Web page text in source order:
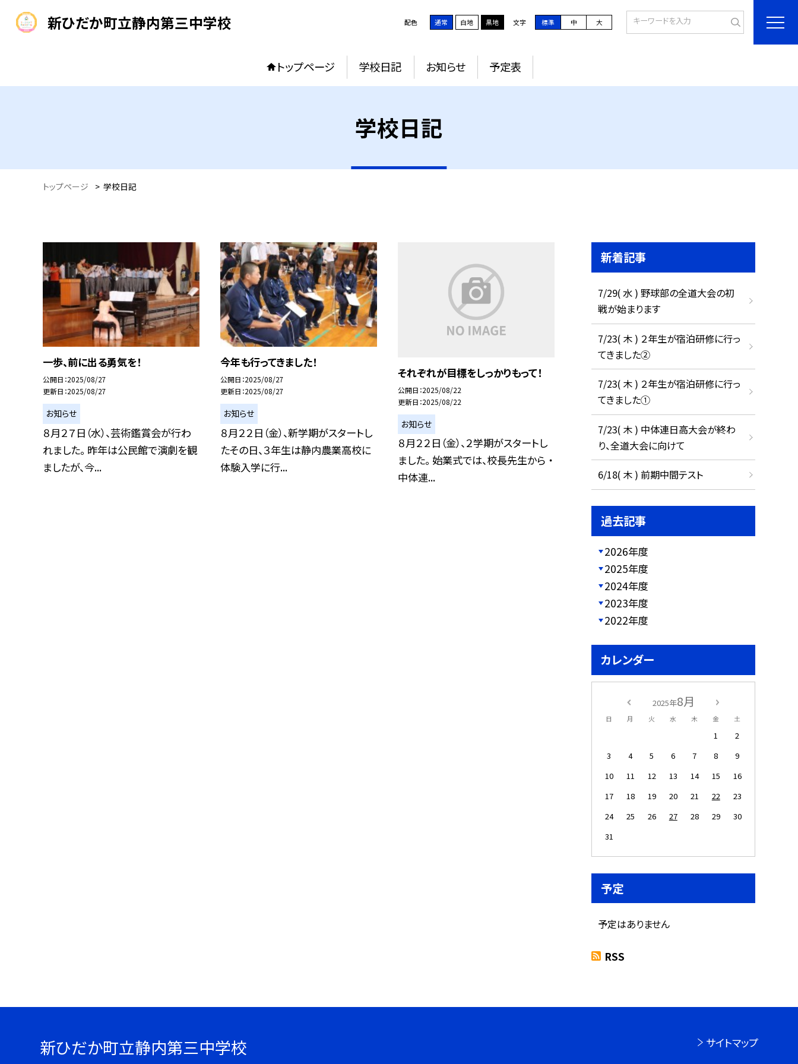
新ひだか町立静内第三中学校 配色 通常 白地 黒地 文字 標準 中 大
トップページ 学校日記 お知らせ 予定表
学校日記
トップページ > 学校日記
一歩、前に出る勇気を！
公開日 2025/08/27
更新日 2025/08/27
お知らせ
８月２７日（水）、芸術鑑賞会が行わ
れました。 昨年は公民館で演劇を観
ましたが、今...
今年も行ってきました！
公開日 2025/08/27
更新日 2025/08/27
お知らせ
８月２２日（金）、新学期がスタートし
たその日、３年生は静内農業高校に
体験入学に行...
それぞれが目標をしっかりもって！
公開日 2025/08/22
更新日 2025/08/22
お知らせ
８月２２日（金）、２学期がスタートし
ました。 始業式では、校長先生から ・
中体連...
新着記事
7/29( 水 ) 野球部の全道大会の初
戦が始まります
7/23( 木 ) ２年生が宿泊研修に行っ
てきました②
7/23( 木 ) ２年生が宿泊研修に行っ
てきました①
7/23( 木 ) 中体連日高大会が終わ
り、全道大会に向けて
6/18( 木 ) 前期中間テスト
過去記事
2026年度
2025年度
2024年度
2023年度
2022年度
カレンダー
2025年8月
日 月 火 水 木 金 土
1
2
3
4 5 6 7 8
9
10
11 12 13 14 15
16
17
18 19 20 21 22
23
24
25 26 27 28 29
30
31
予定
予定はありません
RSS
新ひだか町立静内第三中学校 サイトマップ